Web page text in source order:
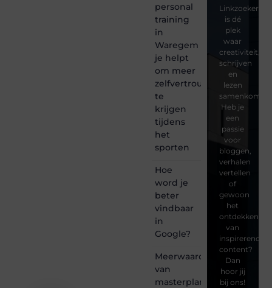
personal
training
in
Waregem
je helpt
om meer
zelfvertrouwen
te
krijgen
tijdens
het
sporten
Hoe
word je
beter
vindbaar
in
Google?
Meerwaarde
van
masterplanning
is dé
plek
waar
creativiteit,
schrijven
en
lezen
samenkomen.
Heb je
een
passie
voor
bloggen,
verhalen
vertellen
of
gewoon
het
ontdekken
van
inspirerende
content?
Dan
hoor jij
bij ons!